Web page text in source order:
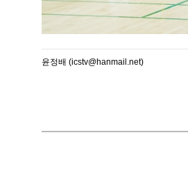
윤정배 (icstv@hanmail.net)